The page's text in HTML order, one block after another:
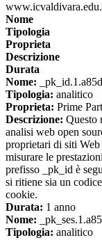
Nome
Tipologia
Proprieta
Descrizione
Durata
Nome: _pk_id.1.a85d
Tipologia: analitico
Proprieta: Prime
Descrizione: Questo
analisi web open
proprietari di siti
misurare le
prefisso _pk_id è
si ritiene sia un
cookie.
Durata: 1 anno
Nome:
Tipologia: analitico